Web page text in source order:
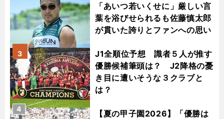
「あいつ若いくせに」厳しい言
葉を浴びせられるも佐藤慎太郎
が貫いた誇りとファンへの思い
J1全順位予想 識者５人が推す
優勝候補筆頭は？ J2降格の憂
き目に遭いそうな３クラブと
は？
3
【夏の甲子園2026】「優勝は
4